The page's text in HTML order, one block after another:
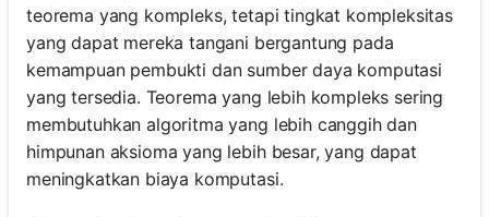
teorema yang kompleks, tetapi tingkat kompleksitas
yang dapat mereka tangani bergantung pada
kemampuan pembukti dan sumber daya komputasi
yang tersedia. Teorema yang lebih kompleks sering
membutuhkan algoritma yang lebih canggih dan
himpunan aksioma yang lebih besar, yang dapat
meningkatkan biaya komputasi.